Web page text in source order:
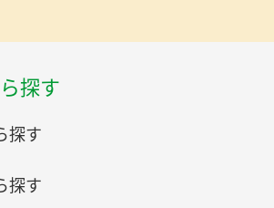
探す
探す
探す